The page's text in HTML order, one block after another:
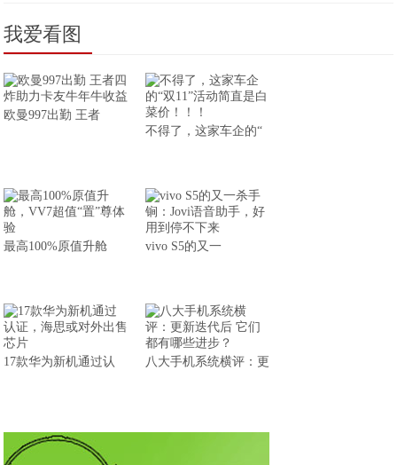
我爱看图
欧曼997出勤 王者
不得了，这家车企的“
最高100%原值升舱 vivo S5的又一
17款华为新机通过认 八大手机系统横评：更